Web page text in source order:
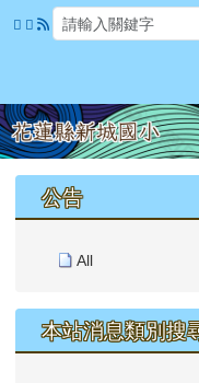
跳至主內容區
花蓮縣新城國
上中區域內容
公告
All
本站消息類別搜
頁尾區域